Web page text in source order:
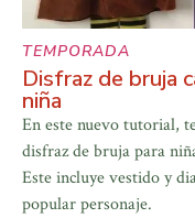
TEMPORADA
Disfraz de bruja
niña
En este nuevo tutorial,
disfraz de bruja para
Este incluye vestido y
popular personaje.